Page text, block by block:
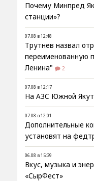
Почему Минпред
станции»?
07.08 в 12:48
Трутнев назвал
переименованную
Ленина"
2
07.08 в 12:17
На АЗС Южной
07.08 в 12:01
Дополнительные
установят на
06.08 в 15:39
Вкус, музыка и
«СырФест»